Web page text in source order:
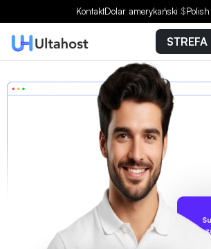
KontaktDolar amerykański $Polish